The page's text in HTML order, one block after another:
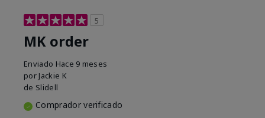
5
MK order
Enviado Hace 9 meses
por Jackie K
de Slidell
Comprador verificado